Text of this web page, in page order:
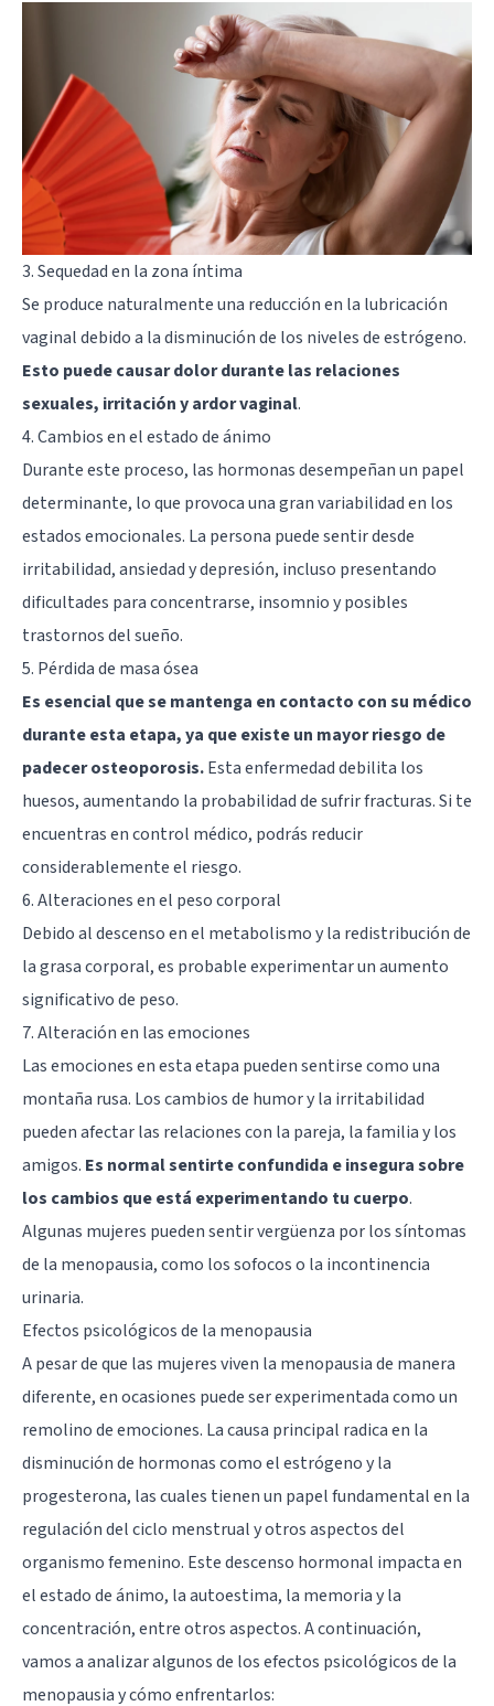
3. Sequedad en la zona íntima
Se produce naturalmente una reducción en la lubricación
vaginal debido a la disminución de los niveles de estrógeno.
Esto puede causar dolor durante las relaciones
sexuales, irritación y ardor vaginal.
4. Cambios en el estado de ánimo
Durante este proceso, las hormonas desempeñan un papel
determinante, lo que provoca una gran variabilidad en los
estados emocionales. La persona puede sentir desde
irritabilidad, ansiedad y depresión, incluso presentando
dificultades para concentrarse, insomnio y posibles
trastornos del sueño.
5. Pérdida de masa ósea
Es esencial que se mantenga en contacto con su médico
durante esta etapa, ya que existe un mayor riesgo de
padecer osteoporosis.Esta enfermedad debilita los
huesos, aumentando la probabilidad de sufrir fracturas. Si te
encuentras en control médico, podrás reducir
considerablemente el riesgo.
6. Alteraciones en el peso corporal
Debido al descenso en el metabolismo y la redistribución de
la grasa corporal, es probable experimentar un aumento
significativo de peso.
7. Alteración en las emociones
Las emociones en esta etapa pueden sentirse como una
montaña rusa. Los cambios de humor y la irritabilidad
pueden afectar las relaciones con la pareja, la familia y los
amigos. Es normal sentirte confundida e insegura sobre
los cambios que está experimentando tu cuerpo.
Algunas mujeres pueden sentir vergüenza por los síntomas
de la menopausia, como los sofocos o la incontinencia
urinaria.
Efectos psicológicos de la menopausia
A pesar de que las mujeres viven la menopausia de manera
diferente, en ocasiones puede ser experimentada como un
remolino de emociones. La causa principal radica en la
disminución de hormonas como el estrógeno y la
progesterona, las cuales tienen un papel fundamental en la
regulación del ciclo menstrual y otros aspectos del
organismo femenino. Este descenso hormonal impacta en
el estado de ánimo, la autoestima, la memoria y la
concentración, entre otros aspectos. A continuación,
vamos a analizar algunos de los efectos psicológicos de la
menopausia y cómo enfrentarlos: